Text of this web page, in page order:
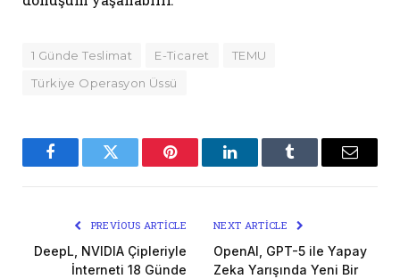
1 Günde Teslimat E-Ticaret
TEMU
Türkiye Operasyon Üssü
FacebookTwitter Pinterest LinkedInTumblr Email
PREVIOUS ARTICLE
DeepL, NVIDIA Çipleriyle
İnterneti 18 Günde
NEXT ARTICLE
OpenAI, GPT-5 ile Yapay
Zeka Yarışında Yeni Bir